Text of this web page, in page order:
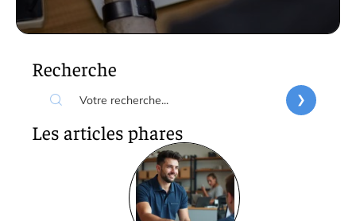
Recherche
Les articles phares